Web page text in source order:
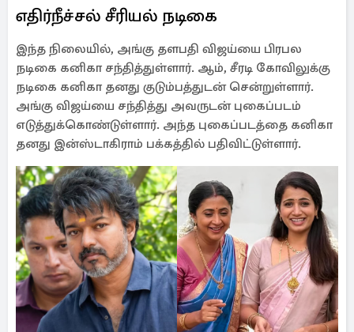
எதிர்நீச்சல் சீரியல் நடிகை
இந்த நிலையில், அங்கு தளபதி விஜய்யை பிரபல
நடிகை கனிகா சந்தித்துள்ளார். ஆம், சீரடி கோவிலுக்கு
நடிகை கனிகா தனது குடும்பத்துடன் சென்றுள்ளார்.
அங்கு விஜய்யை சந்தித்து அவருடன் புகைப்படம்
எடுத்துக்கொண்டுள்ளார். அந்த புகைப்படத்தை கனிகா
தனது இன்ஸ்டாகிராம் பக்கத்தில் பதிவிட்டுள்ளார்.